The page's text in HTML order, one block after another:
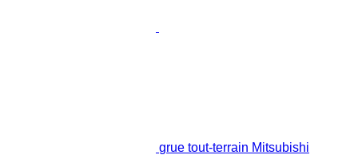
grue tout-terrain Mitsubishi